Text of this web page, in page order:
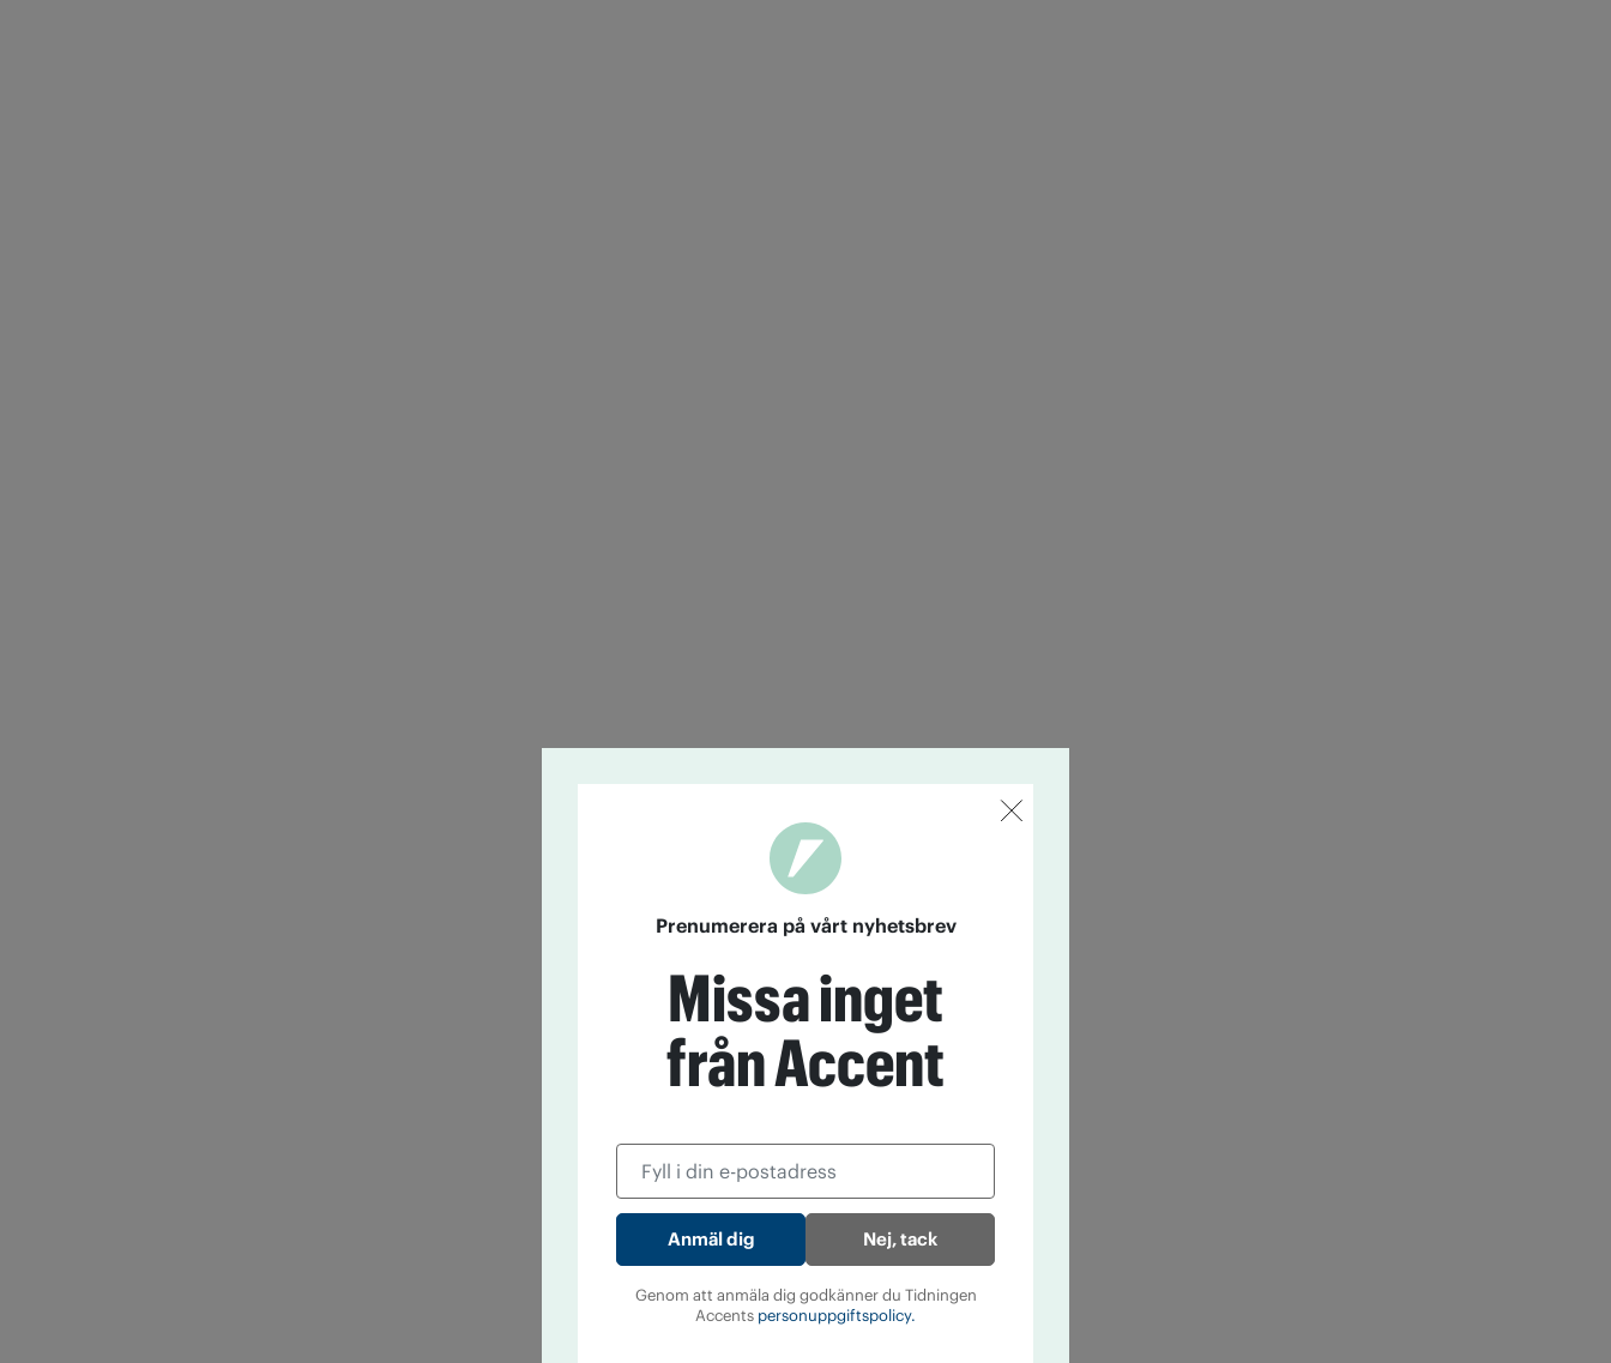
Prenumerera på vårt nyhetsbrev
Missa inget
från Accent
Nej, tack
Genom att anmäla dig godkänner du Tidningen
Accents personuppgiftspolicy.